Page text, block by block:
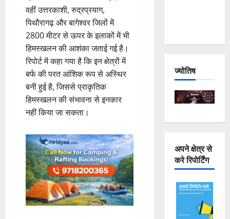
वहीं उत्तरकाशी, रुद्रप्रयाग,
पिथौरागढ़ और बागेश्वर जिलों में
2800 मीटर से ऊपर के इलाकों में भी
हिमस्खलन की आशंका जताई गई है।
रिपोर्ट में कहा गया है कि इन क्षेत्रों में
बर्फ की परत आंशिक रूप से अस्थिर
बनी हुई है, जिससे प्राकृतिक
हिमस्खलन की संभावना से इनकार
नहीं किया जा सकता।
ज्योतिष
अपने क्षेत्र से
करे रिपोर्टिंग